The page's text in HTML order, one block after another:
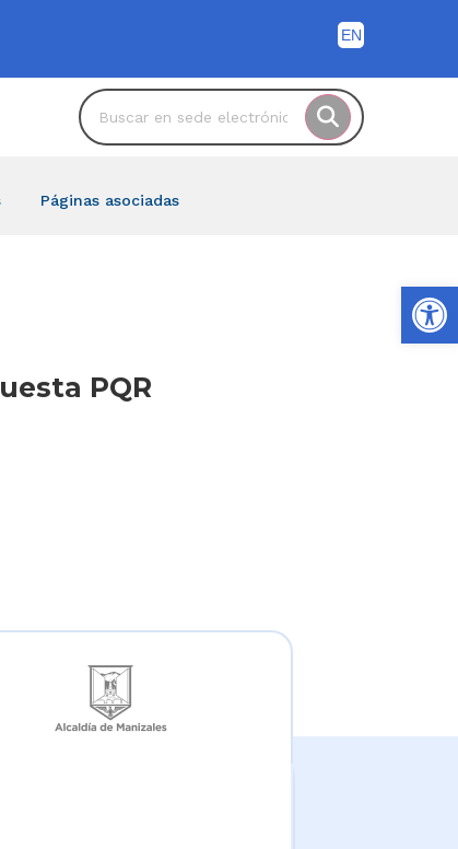
Páginas asociadas
PQR